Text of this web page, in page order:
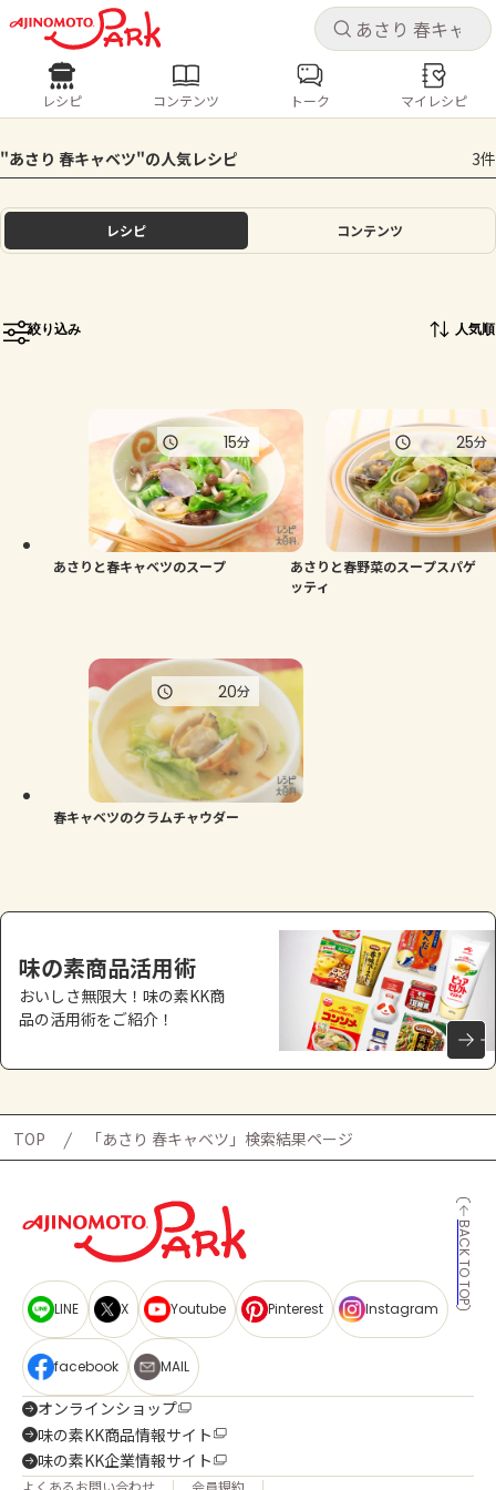
キャ
ログインするとレシピを保存できます
ログイン
ホーム
トーク
よくあるお問い合わせ
お買い物
キャ
レシピ コンテンツ
人気の食材・レシピ
きゅうり なす トマト とうもろこし
ピーマン
レシピ コンテンツ トーク マイレシピ
"あさり 春キャベツ"の人気レシピ 3件
レシピ コンテンツ
絞り込み 人気順
あさりと春キャベツのスープ
15分
あさりと春野菜のスープスパゲ
ッティ
25分
春キャベツのクラムチャウダー
20分
味の素商品活用術
おいしさ無限大！味の素KK商
品の活用術をご紹介！
TOP 「あさり 春キャベツ」検索結果ページ
BACK TO TOP
LINE X Youtube Pinterest Instagram
facebook MAIL
オンラインショップ
味の素KK商品情報サイト
味の素KK企業情報サイト
よくあるお問い合わせ 会員規約